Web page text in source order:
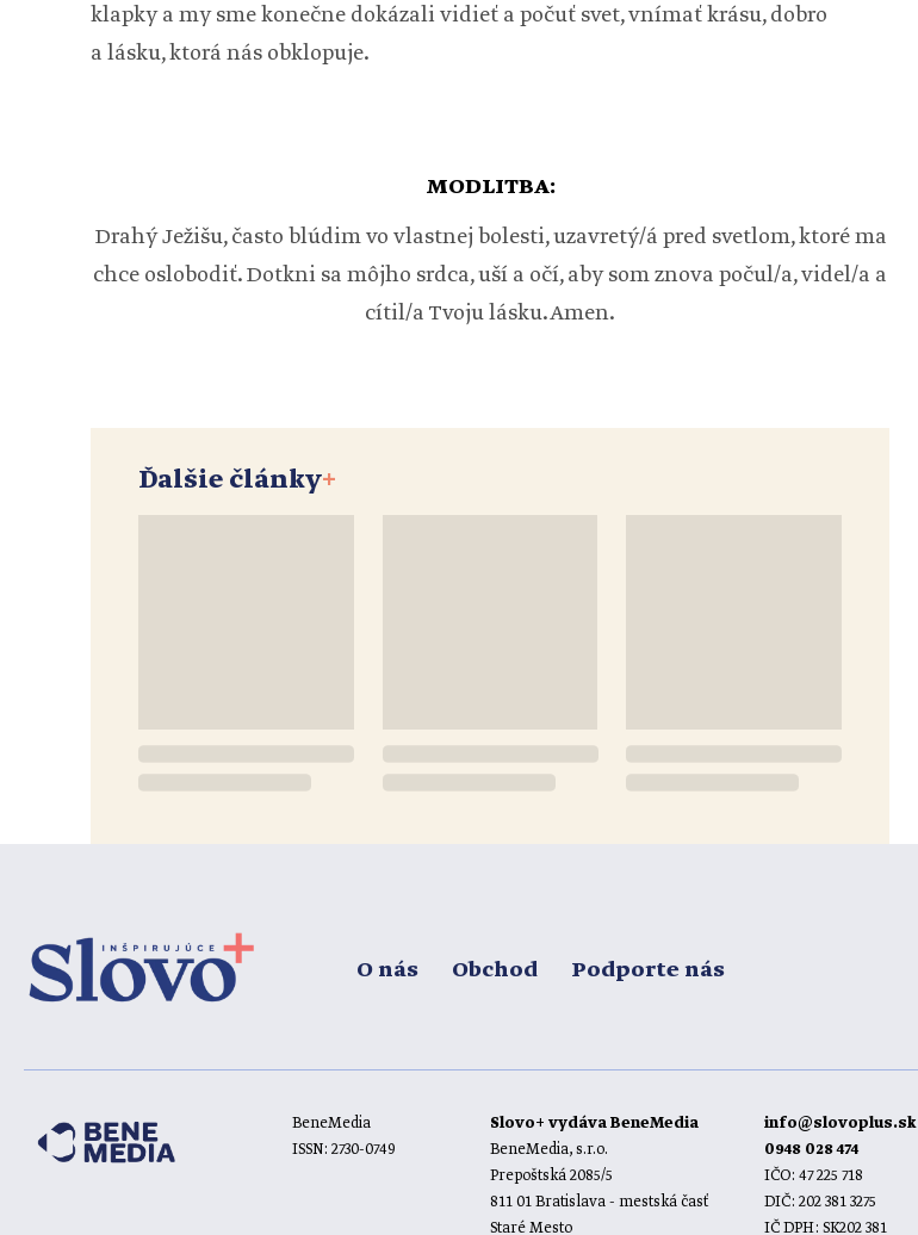
klapky a my sme konečne dokázali vidieť a počuť svet, vnímať krásu, dobro
a lásku, ktorá nás obklopuje.
MODLITBA:
Drahý Ježišu, často blúdim vo vlastnej bolesti, uzavretý/á pred svetlom, ktoré ma
chce oslobodiť. Dotkni sa môjho srdca, uší a očí, aby som znova počul/a, videl/a a
cítil/a Tvoju lásku. Amen.
Ďalšie články+
O nás Obchod Podporte nás
BeneMedia
ISSN: 2730-0749
Slovo+ vydáva BeneMedia
BeneMedia, s.r.o.
Prepoštská 2085/5
811 01 Bratislava - mestská časť
Staré Mesto
info@slovoplus.sk
0948 028 474
IČO: 47 225 718
DIČ: 202 381 3275
IČ DPH: SK202 381